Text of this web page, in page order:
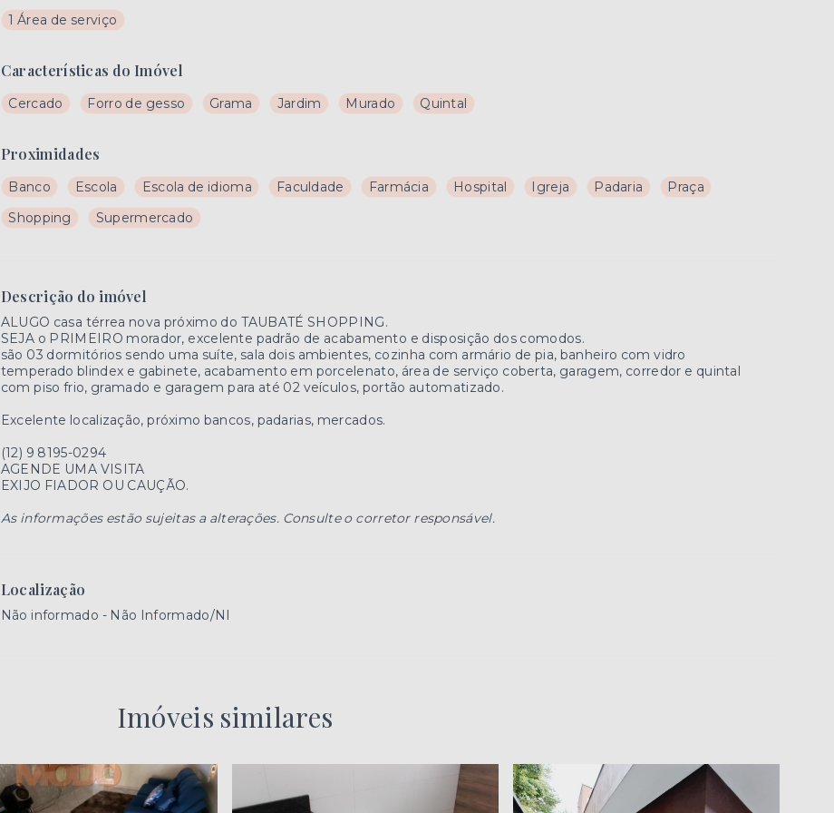
1 Área de serviço
Características do Imóvel
Cercado Forro de gesso Grama Jardim Murado Quintal
Proximidades
Banco Escola Escola de idioma Faculdade Farmácia Hospital Igreja Padaria
Praça
Shopping
Supermercado
Descrição do imóvel
ALUGO casa térrea nova próximo do TAUBATÉ SHOPPING.
SEJA o PRIMEIRO morador, excelente padrão de acabamento e disposição dos comodos.
são 03 dormitórios sendo uma suíte, sala dois ambientes, cozinha com armário de pia, banheiro com vidro
temperado blindex e gabinete, acabamento em porcelenato, área de serviço coberta, garagem, corredor e quintal
com piso frio, gramado e garagem para até 02 veículos, portão automatizado.
Excelente localização, próximo bancos, padarias, mercados.
(12) 9 8195-0294
AGENDE UMA VISITA
EXIJO FIADOR OU CAUÇÃO.
As informações estão sujeitas a alterações. Consulte o corretor responsável.
Localização
Não informado - Não Informado/NI
Imóveis similares